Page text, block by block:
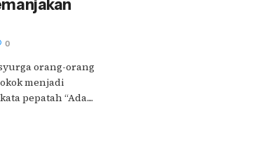
0
orang-orang
menjadi
pepatah “Ada....